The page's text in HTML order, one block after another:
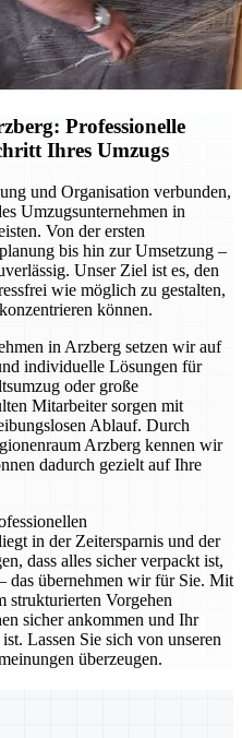
Professionelle
Ihres Umzugs
und Organisation verbunden,
Umzugsunternehmen in
Von der ersten
bis hin zur Umsetzung –
Unser Ziel ist es, den
wie möglich zu gestalten,
können.
in Arzberg setzen wir auf
individuelle Lösungen für
oder große
Mitarbeiter sorgen mit
Ablauf. Durch
Arzberg kennen wir
dadurch gezielt auf Ihre
in der Zeitersparnis und der
dass alles sicher verpackt ist,
das übernehmen wir für Sie. Mit
strukturierten Vorgehen
sicher ankommen und Ihr
Lassen Sie sich von unseren
überzeugen.